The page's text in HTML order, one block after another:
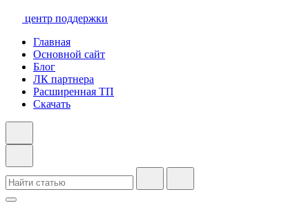
центр поддержки
Главная
Основной сайт
Блог
ЛК партнера
Расширенная ТП
Скачать